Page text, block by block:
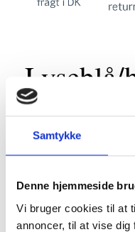
Samtykke
Denne hjemmeside
Vi bruger cookies til at
annoncer, til at vise
du
Tynd og lækker i
Mere information